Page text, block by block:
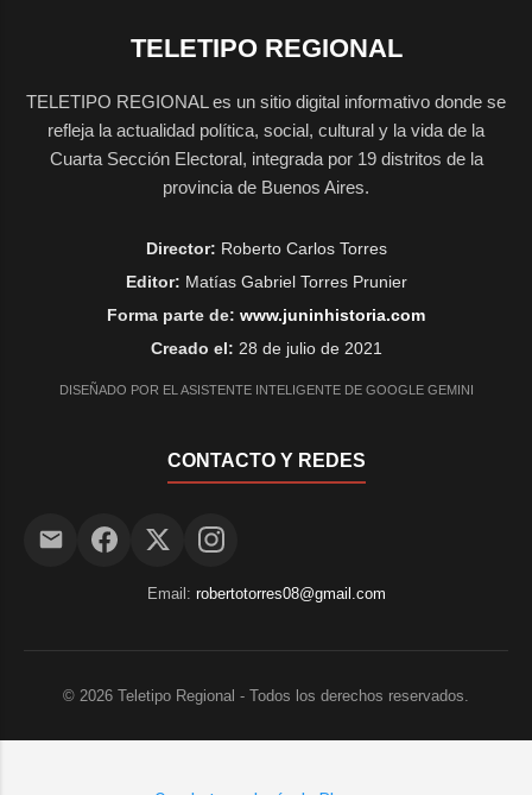
TELETIPO REGIONAL
TELETIPO REGIONAL es un sitio digital informativo donde se
refleja la actualidad política, social, cultural y la vida de la
Cuarta Sección Electoral, integrada por 19 distritos de la
provincia de Buenos Aires.
Director: Roberto Carlos Torres
Editor: Matías Gabriel Torres Prunier
Forma parte de: www.juninhistoria.com
Creado el: 28 de julio de 2021
DISEÑADO POR EL ASISTENTE INTELIGENTE DE GOOGLE GEMINI
CONTACTO Y REDES
Email: robertotorres08@gmail.com
© 2026 Teletipo Regional - Todos los derechos reservados.